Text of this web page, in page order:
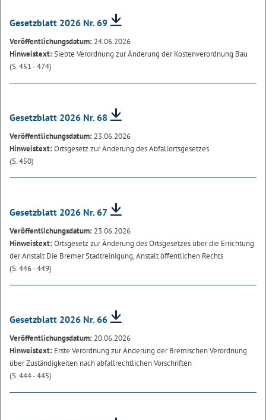
Gesetzblatt 2026 Nr. 69
Veröffentlichungsdatum: 24.06.2026
Hinweistext:Siebte Verordnung zur Änderung der Kostenverordnung Bau
(S. 451 - 474)
Gesetzblatt 2026 Nr. 68
Veröffentlichungsdatum: 23.06.2026
Hinweistext:Ortsgesetz zur Änderung des Abfallortsgesetzes
(S. 450)
Gesetzblatt 2026 Nr. 67
Veröffentlichungsdatum: 23.06.2026
Hinweistext:Ortsgesetz zur Änderung des Ortsgesetzes über die Errichtung
der Anstalt Die Bremer Stadtreinigung, Anstalt öffentlichen Rechts
(S. 446 - 449)
Gesetzblatt 2026 Nr. 66
Veröffentlichungsdatum: 20.06.2026
Hinweistext: Erste Verordnung zur Änderung der Bremischen Verordnung
über Zuständigkeiten nach abfallrechtlichen Vorschriften
(S. 444 - 445)